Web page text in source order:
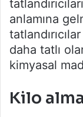
anlamına
daha tatlı
kimyasal
Kilo